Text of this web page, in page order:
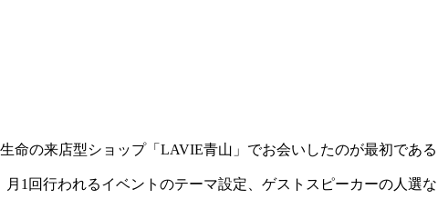
命の来店型ショップ「LAVIE青山」でお会いしたのが最初である
1回行われるイベントのテーマ設定、ゲストスピーカーの人選